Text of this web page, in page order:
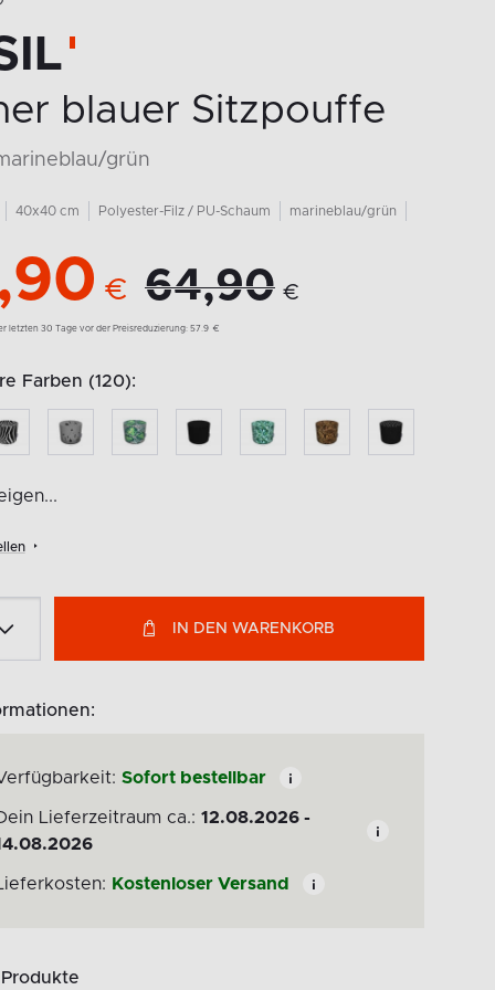
blauer Sitzpouffe
grün
40x40 cm Polyester-Filz / PU-Schaum marineblau/grün
€ 64,90 €
letzten 30 Tage vor der Preisreduzierung: 57.9 €
Farben (120):
IN DEN WARENKORB
Sofort bestellbar
Lieferzeitraum ca.: 12.08.2026 -
Kostenloser Versand